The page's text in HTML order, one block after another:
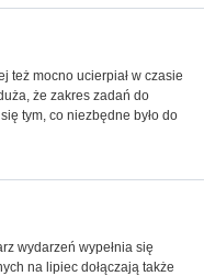
też mocno ucierpiał w czasie
że zakres zadań do
tym, co niezbędne było do
wydarzeń wypełnia się
na lipiec dołączają także